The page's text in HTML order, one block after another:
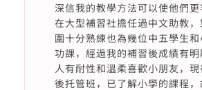
深信我的教學方法可以使他們
在大型補習社擔任過中文助教
圍十分熟練也為幾位中五學生
功課，經過我的補習後成績有
人有耐性和溫柔喜歡小朋友，
後托管班，已了解小學的課程